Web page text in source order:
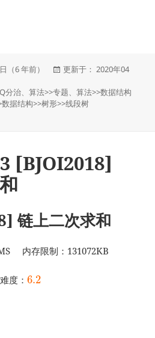
（6 年前）
发
于
更新于： 2020年04
分治、算法>>专题、算法>>数据结构
数据结构>>树形>>线段树
[BJOI2018]
链上二次求和
内存限制：131072KB
难度： 6.2